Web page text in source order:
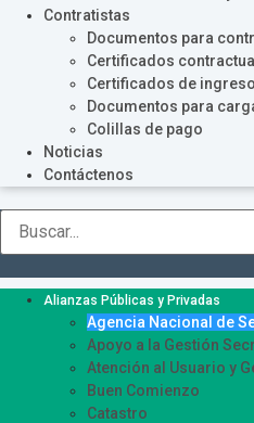
Contratistas
Documentos para
Certificados
Certificados de
Documentos para
Colillas de pago
Noticias
Contáctenos
Alianzas Públicas y Privadas
Agencia Nacional de
Apoyo a la Gestión
Atención al Usuario y
Buen Comienzo
Catastro